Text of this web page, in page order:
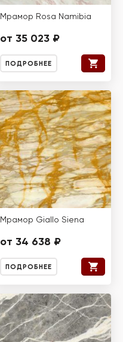
Мрамор Rosa Namibia
от 35 023 ₽
ПОДРОБНЕЕ
Мрамор Giallo Siena
от 34 638 ₽
ПОДРОБНЕЕ